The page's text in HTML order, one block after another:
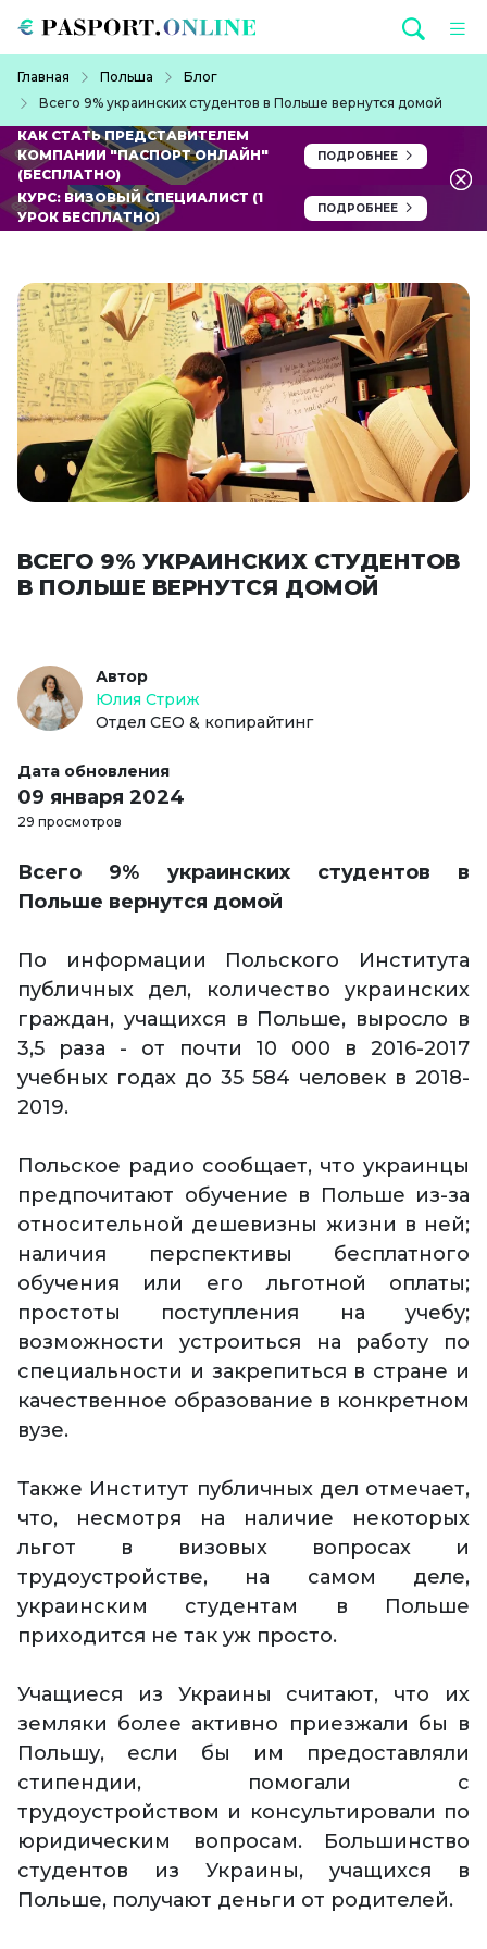
Главная Польша
Блог
Всего 9% украинских студентов в Польше вернутся домой
КАК СТАТЬ ПРЕДСТАВИТЕЛЕМ
КОМПАНИИ "ПАСПОРТ ОНЛАЙН"
(БЕСПЛАТНО)
ПОДРОБНЕЕ
КУРС: ВИЗОВЫЙ СПЕЦИАЛИСТ (1
УРОК БЕСПЛАТНО)
ПОДРОБНЕЕ
ВСЕГО 9% УКРАИНСКИХ СТУДЕНТОВ
В ПОЛЬШЕ ВЕРНУТСЯ ДОМОЙ
Автор
Юлия Стриж
Отдел СЕО & копирайтинг
Дата обновления
09 января 2024
29 просмотров
Всего 9% украинских студентов в
Польше вернутся домой
По информации Польского Института
публичных дел, количество украинских
граждан, учащихся в Польше, выросло в
3,5 раза - от почти 10 000 в 2016-2017
учебных годах до 35 584 человек в 2018-
2019.
Польское радио сообщает, что украинцы
предпочитают обучение в Польше из-за
относительной дешевизны жизни в ней;
наличия перспективы бесплатного
обучения или его льготной оплаты;
простоты поступления на учебу;
возможности устроиться на работу по
специальности и закрепиться в стране и
качественное образование в конкретном
вузе.
Также Институт публичных дел отмечает,
что, несмотря на наличие некоторых
льгот в визовых вопросах и
трудоустройстве, на самом деле,
украинским студентам в Польше
приходится не так уж просто.
Учащиеся из Украины считают, что их
земляки более активно приезжали бы в
Польшу, если бы им предоставляли
стипендии, помогали с
трудоустройством и консультировали по
юридическим вопросам. Большинство
студентов из Украины, учащихся в
Польше, получают деньги от родителей.